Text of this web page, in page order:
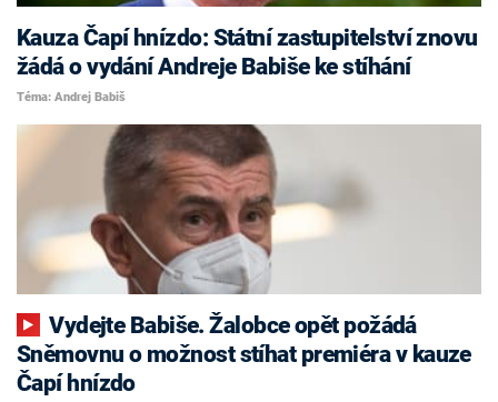
Kauza Čapí hnízdo: Státní zastupitelství znovu
žádá o vydání Andreje Babiše ke stíhání
Téma: Andrej Babiš
Vydejte Babiše. Žalobce opět požádá
Sněmovnu o možnost stíhat premiéra v kauze
Čapí hnízdo